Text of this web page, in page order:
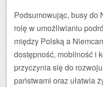
Podsumowując, busy do
rolę w umożliwianiu
między Polską a
dostępność, mobilność i
przyczynia się do
państwami oraz ułatwia